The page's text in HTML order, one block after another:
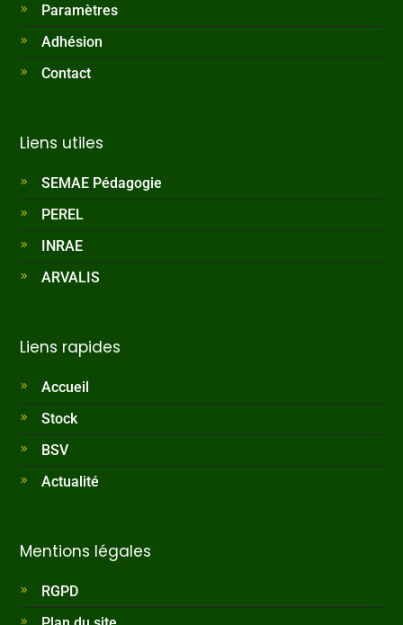
Paramètres
Adhésion
Contact
Liens utiles
SEMAE Pédagogie
PEREL
INRAE
ARVALIS
Liens rapides
Accueil
Stock
BSV
Actualité
Mentions légales
RGPD